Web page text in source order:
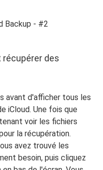
Backup - #2
récupérer des
avant d'afficher tous les
iCloud. Une fois que
voir les fichiers
la récupération.
avez trouvé les
besoin, puis cliquez